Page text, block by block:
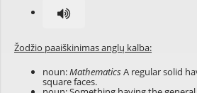
Žodžio paaiškinimas anglų kalba:
noun:MathematicsA regular solid
square faces.